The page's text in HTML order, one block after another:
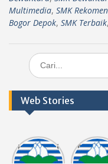
Multimedia, SMK
Bogor Depok, SMK Terbaik,
Search
for:
Web Stories
Informasi
tasi